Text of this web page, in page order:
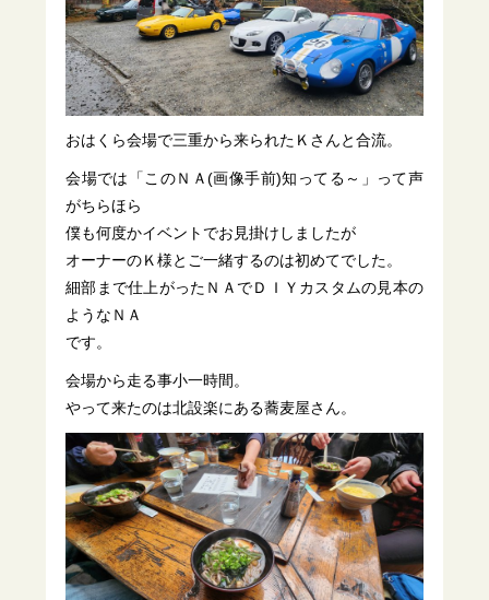
おはくら会場で三重から来られたＫさんと合流。
会場では「このＮＡ(画像手前)知ってる～」って声
がちらほら
僕も何度かイベントでお見掛けしましたが
オーナーのＫ様とご一緒するのは初めてでした。
細部まで仕上がったＮＡでＤＩＹカスタムの見本の
ようなＮＡ
です。
会場から走る事小一時間。
やって来たのは北設楽にある蕎麦屋さん。